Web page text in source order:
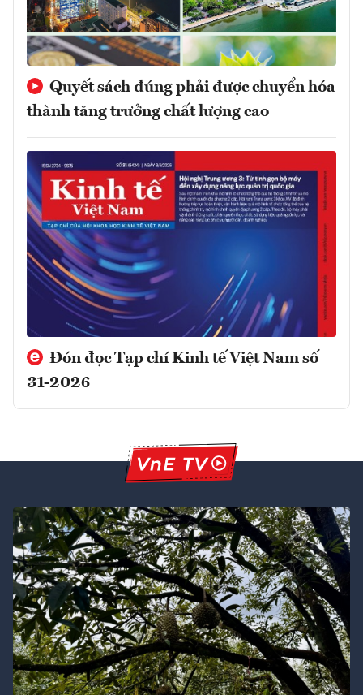
Quyết sách đúng phải được chuyển hóa
thành tăng trưởng chất lượng cao
Đón đọc Tạp chí Kinh tế Việt Nam số
31-2026